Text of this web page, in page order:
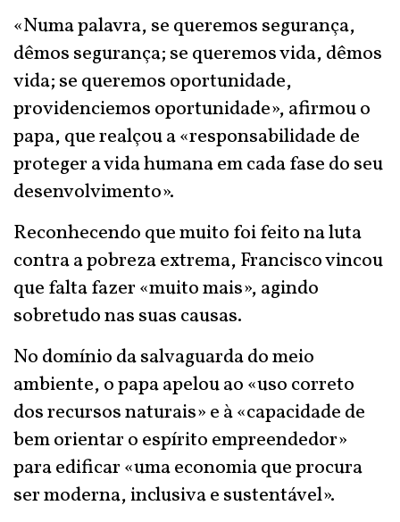
«Numa palavra, se queremos segurança,
dêmos segurança; se queremos vida, dêmos
vida; se queremos oportunidade,
providenciemos oportunidade», afirmou o
papa, que realçou a «responsabilidade de
proteger a vida humana em cada fase do seu
desenvolvimento».
Reconhecendo que muito foi feito na luta
contra a pobreza extrema, Francisco vincou
que falta fazer «muito mais», agindo
sobretudo nas suas causas.
No domínio da salvaguarda do meio
ambiente, o papa apelou ao «uso correto
dos recursos naturais» e à «capacidade de
bem orientar o espírito empreendedor»
para edificar «uma economia que procura
ser moderna, inclusiva e sustentável».